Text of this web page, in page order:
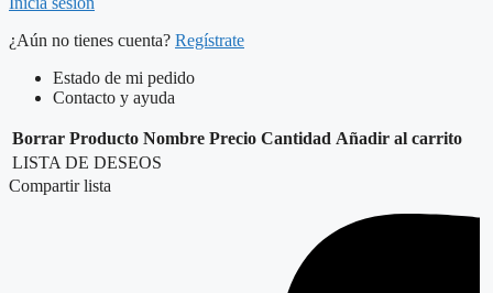
¿Aún no tienes cuenta? Regístrate
Estado de mi pedido
Contacto y ayuda
Borrar Producto Nombre Precio Cantidad Añadir al carrito
LISTA DE DESEOS
Compartir lista